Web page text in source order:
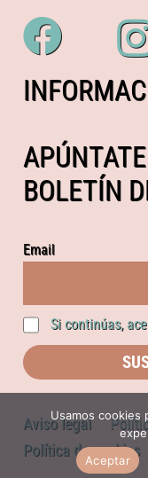
BOLETÍN
Email
Si continúas,
Aviso legal
Política de cookies
Usamos cookies
Aceptar